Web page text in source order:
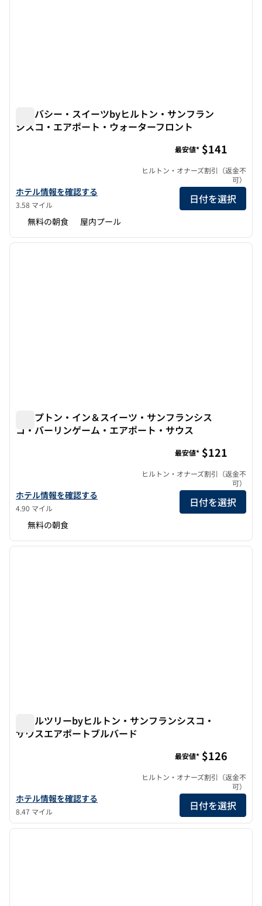
エンバシー・スイーツbyヒルトン・サンフラン
シスコ・エアポート・ウォーターフロント
エンバシー・スイーツbyヒルトン・サンフランシスコ・エアポー
ホテル情報を確認する
3.58 マイル
最安値* $141
ヒルトン・オナーズ割引（返金不
可）
日付を選択
無料の朝食 屋内プール
1/12
1/12
次の
ハンプトン・イン＆スイーツ・サンフランシス
コ・バーリンゲーム・エアポート・サウス
ハンプトン・イン＆スイーツ・サンフランシスコ・バーリンゲー
ホテル情報を確認する
4.90 マイル
最安値* $121
ヒルトン・オナーズ割引（返金不
可）
日付を選択
無料の朝食
1/12
1/12
次の
ダブルツリーbyヒルトン・サンフランシスコ・
サウスエアポートブルバード
ダブルツリーbyヒルトン・サンフランシスコ・サウスエアポート
ホテル情報を確認する
8.47 マイル
最安値* $126
ヒルトン・オナーズ割引（返金不
可）
日付を選択
1/12
1/12
前の画像 次の